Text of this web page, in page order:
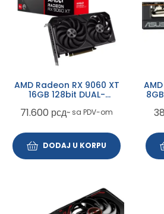
AMD Radeon RX 9060 XT
16GB 128bit DUAL-
karta
71.600 рсд~ sa PDV-om
DODAJ U KORPU